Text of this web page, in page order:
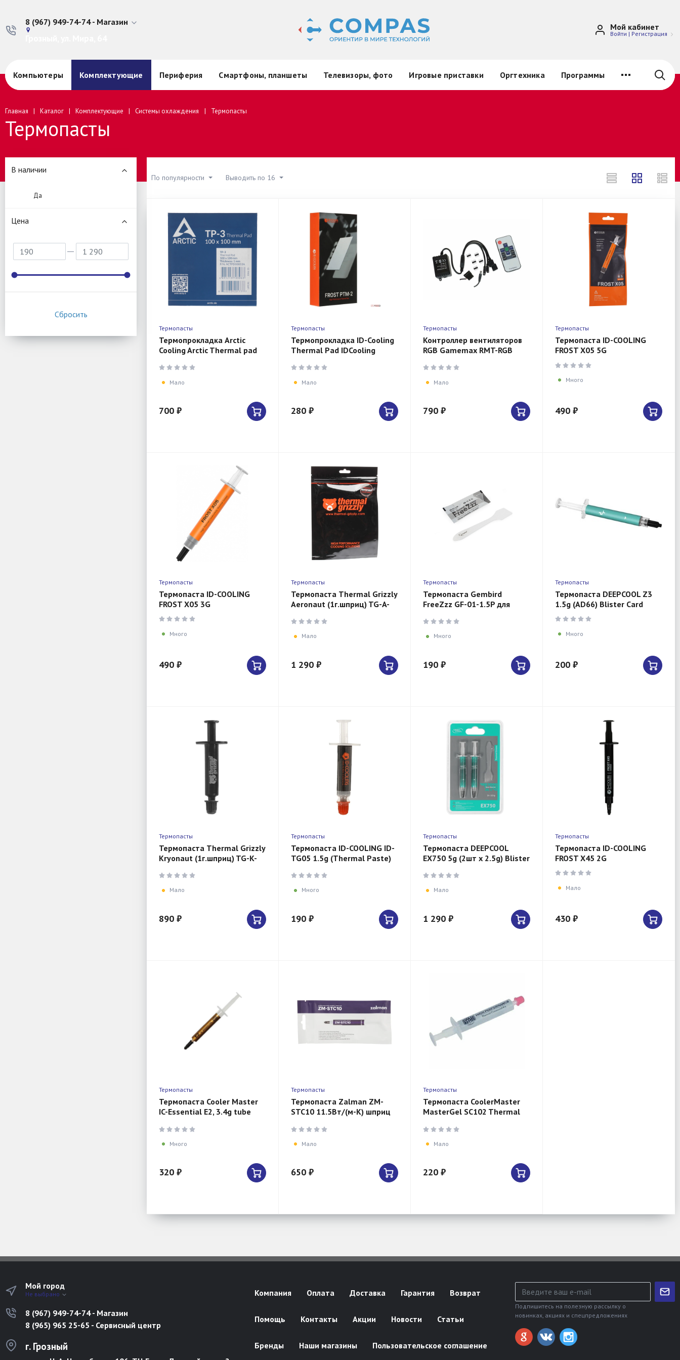
8 (967) 949-74-74 - Магазин Мой кабинет
Войти | Регистрация
Компьютеры Комплектующие Периферия Смартфоны, планшеты Телевизоры, фото Игровые приставки Оргтехника Программы
Главная Каталог Комплектующие Системы охлаждения Термопасты
Термопасты
По популярности Выводить по 16
Термопасты
Термопрокладка Arctic
Cooling Arctic Thermal pad
Мало
700 ₽
Термопасты
Термопрокладка ID-Cooling
Thermal Pad IDCooling
40*40*0.2mm 2pcs/blister
Мало
280 ₽
Термопасты
Контроллер вентиляторов
RGB Gamemax RMT-RGB
Мало
790 ₽
Термопасты
Термопаста ID-COOLING
FROST X05 5G
Много
490 ₽
Термопасты
Термопаста ID-COOLING
FROST X05 3G
Много
490 ₽
Термопасты
Термопаста Thermal Grizzly
Aeronaut (1г.шприц) TG-A-
Мало
1 290 ₽
Термопасты
Термопаста Gembird
FreeZzz GF-01-1.5P для
Много
190 ₽
Термопасты
Термопаста DEEPCOOL Z3
1.5g (AD66) Blister Card
Много
200 ₽
Термопасты
Термопаста Thermal Grizzly
Kryonaut (1г.шприц) TG-K-
Мало
890 ₽
Термопасты
Термопаста ID-COOLING ID-
TG05 1.5g (Thermal Paste)
Много
190 ₽
Термопасты
Термопаста DEEPCOOL
EX750 5g (2шт x 2.5g) Blister
Мало
1 290 ₽
Термопасты
Термопаста ID-COOLING
FROST X45 2G
Мало
430 ₽
Термопасты
Термопаста Cooler Master
IC-Essential E2, 3.4g tube
Много
320 ₽
Термопасты
Термопаста Zalman ZM-
STC10 11.5Вт/(м-К) шприц
Мало
650 ₽
Термопасты
Термопаста CoolerMaster
MasterGel SC102 Thermal
Performance"
Мало
220 ₽
В наличии
Да
Цена
Мой город
Не выбрано
8 (967) 949-74-74 - Магазин
8 (965) 965 25-65 - Сервисный центр
г. Грозный
Компания Оплата Доставка Гарантия Возврат
Помощь Контакты Акции Новости Статьи
Бренды Наши магазины Пользовательское соглашение
Подпишитесь на полезную рассылку о
новинках, акциях и спецпредложениях